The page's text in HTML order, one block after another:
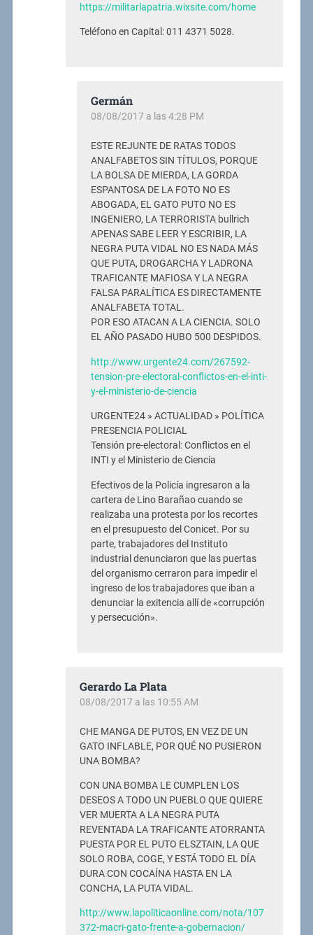
https://militarlapatria.wixsite.com/home
Teléfono en Capital: 011 4371 5028.
Germán
08/08/2017 a las 4:28 PM
ESTE REJUNTE DE RATAS TODOS
ANALFABETOS SIN TÍTULOS, PORQUE
LA BOLSA DE MIERDA, LA GORDA
ESPANTOSA DE LA FOTO NO ES
ABOGADA, EL GATO PUTO NO ES
INGENIERO, LA TERRORISTA bullrich
APENAS SABE LEER Y ESCRIBIR, LA
NEGRA PUTA VIDAL NO ES NADA MÁS
QUE PUTA, DROGARCHA Y LADRONA
TRAFICANTE MAFIOSA Y LA NEGRA
FALSA PARALÍTICA ES DIRECTAMENTE
ANALFABETA TOTAL.
POR ESO ATACAN A LA CIENCIA. SOLO
EL AÑO PASADO HUBO 500 DESPIDOS.
http://www.urgente24.com/267592-
tension-pre-electoral-conflictos-en-el-inti-
y-el-ministerio-de-ciencia
URGENTE24 » ACTUALIDAD » POLÍTICA
PRESENCIA POLICIAL
Tensión pre-electoral: Conflictos en el
INTI y el Ministerio de Ciencia
Efectivos de la Policía ingresaron a la
cartera de Lino Barañao cuando se
realizaba una protesta por los recortes
en el presupuesto del Conicet. Por su
parte, trabajadores del Instituto
industrial denunciaron que las puertas
del organismo cerraron para impedir el
ingreso de los trabajadores que iban a
denunciar la exitencia allí de «corrupción
y persecución».
Gerardo La Plata
08/08/2017 a las 10:55 AM
CHE MANGA DE PUTOS, EN VEZ DE UN
GATO INFLABLE, POR QUÉ NO PUSIERON
UNA BOMBA?
CON UNA BOMBA LE CUMPLEN LOS
DESEOS A TODO UN PUEBLO QUE QUIERE
VER MUERTA A LA NEGRA PUTA
REVENTADA LA TRAFICANTE ATORRANTA
PUESTA POR EL PUTO ELSZTAIN, LA QUE
SOLO ROBA, COGE, Y ESTÁ TODO EL DÍA
DURA CON COCAÍNA HASTA EN LA
CONCHA, LA PUTA VIDAL.
http://www.lapoliticaonline.com/nota/107
372-macri-gato-frente-a-gobernacion/